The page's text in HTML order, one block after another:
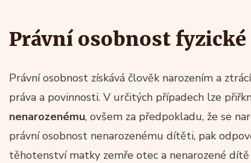
Právní osobnost
Právní osobnost získává člověk narozením a
práva a povinnosti. V určitých případech lze
nenarozenému, ovšem za předpokladu, že se
právní osobnost nenarozenému dítěti, pak
těhotenství matky zemře otec a nenarozené